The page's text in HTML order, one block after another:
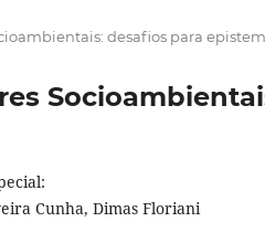
desafios para
Cunha, Dimas Floriani